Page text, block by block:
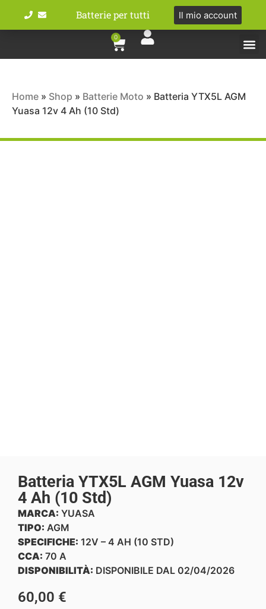
Batterie per tutti Il mio account
0
Home » Shop » Batterie Moto » Batteria YTX5L AGM
Yuasa 12v 4 Ah (10 Std)
Batteria YTX5L AGM Yuasa 12v
4 Ah (10 Std)
MARCA: YUASA
TIPO: AGM
SPECIFICHE: 12V – 4 AH (10 STD)
CCA: 70 A
DISPONIBILITÀ: DISPONIBILE DAL 02/04/2026
60,00 €